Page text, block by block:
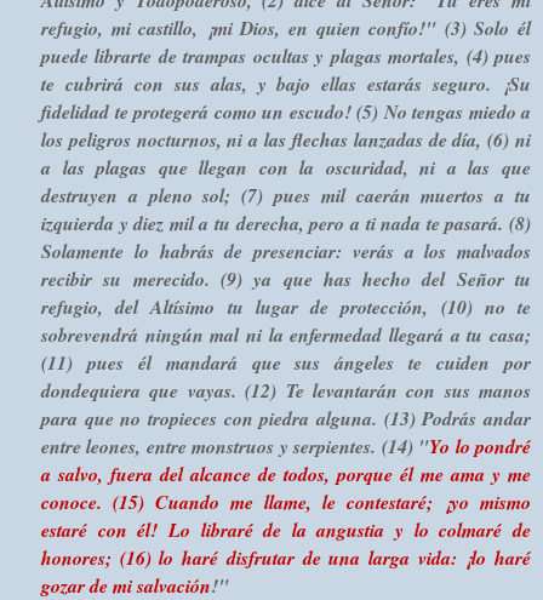
refugio, mi castillo, ¡mi Dios, en quien confío!" (3) Solo él
puede librarte de trampas ocultas y plagas mortales, (4) pues
te cubrirá con sus alas, y bajo ellas estarás seguro. ¡Su
fidelidad te protegerá como un escudo!(5) No tengas miedo a
los peligros nocturnos, ni a las flechas lanzadas de día, (6) ni
a las plagas que llegan con la oscuridad, ni a las que
destruyen a pleno sol;(7) pues mil caerán muertos a tu
izquierda y diez mil a tu derecha, pero a ti nada te pasará. (8)
Solamente lo habrás de presenciar: verás a los malvados
recibir su merecido. (9) ya que has hecho del Señor tu
refugio, del Altísimo tu lugar de protección, (10) no te
sobrevendrá ningún mal ni la enfermedad llegará a tu casa;
(11) pues él mandará que sus ángeles te cuiden por
dondequiera que vayas.(12) Te levantarán con sus manos
para que no tropieces con piedra alguna. (13) Podrás andar
entre leones, entre monstruos y serpientes. (14) "Yo lo pondré
a salvo, fuera del alcance de todos, porque él me ama y me
conoce. (15) Cuando me llame, le contestaré; ¡yo mismo
estaré con él! Lo libraré de la angustia y lo colmaré de
honores; (16) lo haré disfrutar de una larga vida: ¡lo haré
gozar de mi salvación!"